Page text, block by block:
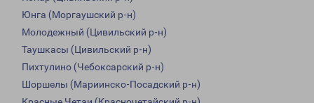
Юнга (Моргаушский р-н)
Молодежный (Цивильский р-н)
Таушкасы (Цивильский р-н)
Пихтулино (Чебоксарский р-н)
Шоршелы (Мариинско-Посадский р-н)